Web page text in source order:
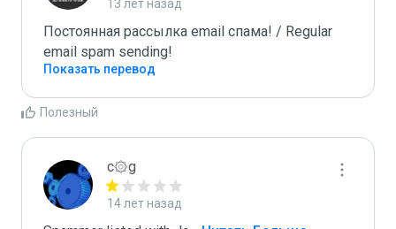
13 лет назад
Постоянная рассылка email спама! / Regular
email spam sending!
Показать перевод
Полезный
c۞g
14 лет назад